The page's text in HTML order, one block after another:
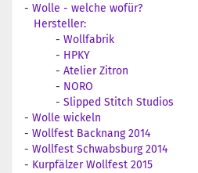
- Wolle - welche wofür?
Hersteller:
- Wollfabrik
- HPKY
- Atelier Zitron
- NORO
- Slipped Stitch Studios
- Wolle wickeln
- Wollfest Backnang 2014
- Wollfest Schwabsburg 2014
- Kurpfälzer Wollfest 2015